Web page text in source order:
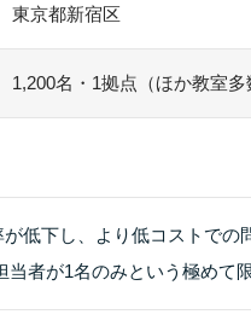
東京都新宿区
1,200名・1拠点（ほか教室多
低下し、より低コストでの
当者が1名のみという極めて